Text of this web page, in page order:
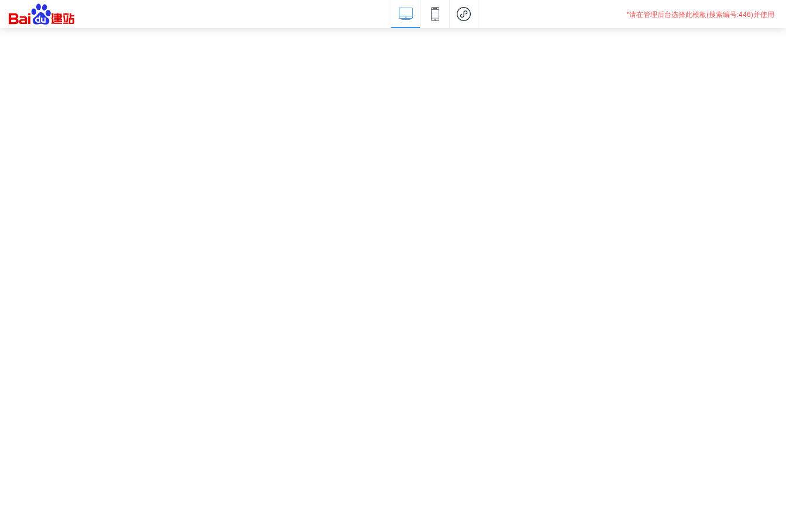
*请在管理后台选择此模板(搜索编号:446)并使用